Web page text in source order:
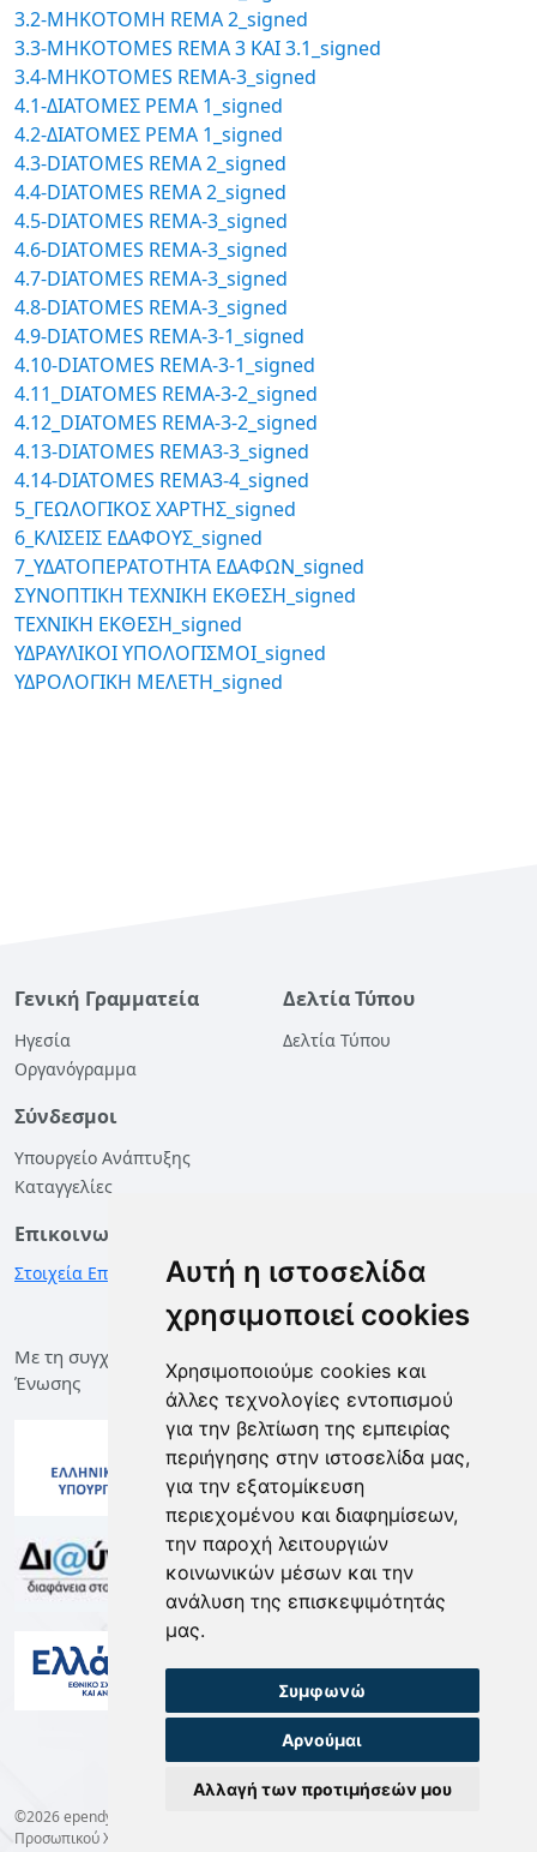
Αυτή η ιστοσελίδα
χρησιμοποιεί cookies
Χρησιμοποιούμε cookies και
άλλες τεχνολογίες εντοπισμού
για την βελτίωση της εμπειρίας
περιήγησης στην ιστοσελίδα μας,
για την εξατομίκευση
περιεχομένου και διαφημίσεων,
την παροχή λειτουργιών
κοινωνικών μέσων και την
ανάλυση της επισκεψιμότητάς
μας.
Συμφωνώ
Αρνούμαι
Αλλαγή των προτιμήσεών μου
3.2-MHKOTOMH REMA 2_signed
3.3-MHKOTOMES REMA 3 ΚΑΙ 3.1_signed
3.4-MHKOTOMES REMA-3_signed
4.1-ΔΙΑΤΟΜΕΣ ΡΕΜΑ 1_signed
4.2-ΔΙΑΤΟΜΕΣ ΡΕΜΑ 1_signed
4.3-DIATOMES REMA 2_signed
4.4-DIATOMES REMA 2_signed
4.5-DIATOMES REMA-3_signed
4.6-DIATOMES REMA-3_signed
4.7-DIATOMES REMA-3_signed
4.8-DIATOMES REMA-3_signed
4.9-DIATOMES REMA-3-1_signed
4.10-DIATOMES REMA-3-1_signed
4.11_DIATOMES REMA-3-2_signed
4.12_DIATOMES REMA-3-2_signed
4.13-DIATOMES REMA3-3_signed
4.14-DIATOMES REMA3-4_signed
5_ΓΕΩΛΟΓΙΚΟΣ ΧΑΡΤΗΣ_signed
6_ΚΛΙΣΕΙΣ ΕΔΑΦΟΥΣ_signed
7_ΥΔΑΤΟΠΕΡΑΤΟΤΗΤΑ ΕΔΑΦΩΝ_signed
ΣΥΝΟΠΤΙΚΗ ΤΕΧΝΙΚΗ ΕΚΘΕΣΗ_signed
ΤΕΧΝΙΚΗ ΕΚΘΕΣΗ_signed
ΥΔΡΑΥΛΙΚΟΙ ΥΠΟΛΟΓΙΣΜΟΙ_signed
ΥΔΡΟΛΟΓΙΚΗ ΜΕΛΕΤΗ_signed
Γενική Γραμματεία
Ηγεσία
Οργανόγραμμα
Δελτία Τύπου
Δελτία Τύπου
Σύνδεσμοι
Υπουργείο Ανάπτυξης
Καταγγελίες
Επικοινωνία
Στοιχεία Επικοινωνίας
Με τη συγχρηματοδότηση της Ελλάδας και της Ευρωπαϊκής
Ένωσης
©2026 ependyseis.mindev.gov.gr -
Προσωπικού Χαρακτήρα